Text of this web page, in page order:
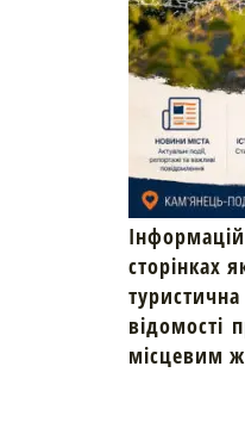
сторінках
відомості
місцевим